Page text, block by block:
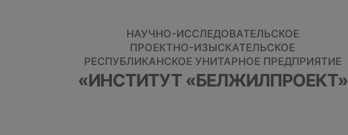
НАУЧНО-ИССЛЕДОВАТЕЛЬСКОЕ
ПРОЕКТНО-ИЗЫСКАТЕЛЬСКОЕ
РЕСПУБЛИКАНСКОЕ УНИТАРНОЕ ПРЕДПРИЯТИЕ
«ИНСТИТУТ «БЕЛЖИЛПРОЕКТ»